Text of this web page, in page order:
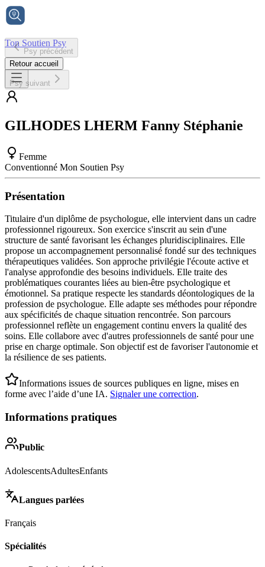
Ton Soutien Psy
Accueil
Psy précédent
Retour accueil
Psy suivant
GILHODES LHERM Fanny Stéphanie
Femme
Conventionné Mon Soutien Psy
Présentation
Titulaire d'un diplôme de psychologue, elle intervient dans un cadre
professionnel rigoureux. Son exercice s'inscrit au sein d'une
structure de santé favorisant les échanges pluridisciplinaires. Elle
propose un accompagnement personnalisé fondé sur des techniques
thérapeutiques validées. Son approche privilégie l'écoute active et
l'analyse approfondie des besoins individuels. Elle traite des
problématiques courantes liées au bien-être psychologique et
émotionnel. Sa pratique respecte les standards déontologiques de la
profession de psychologue. Elle adapte ses méthodes pour répondre
aux spécificités de chaque situation rencontrée. Son parcours
professionnel reflète un engagement continu envers la qualité des
soins. Elle collabore avec d'autres professionnels de santé pour une
prise en charge optimale. Son objectif est de favoriser l'autonomie et
la résilience de ses patients.
Informations issues de sources publiques en ligne, mises en
forme avec l’aide d’une IA. Signaler une correction.
Informations pratiques
Public
AdolescentsAdultesEnfants
Langues parlées
Français
Spécialités